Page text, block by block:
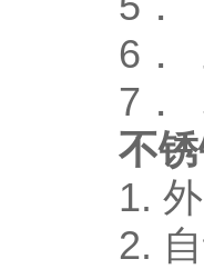
6．
7．
不
1.
2.